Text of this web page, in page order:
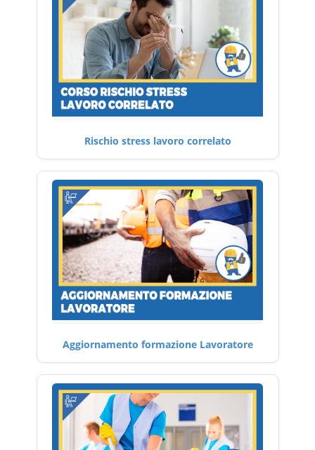
Rischio stress lavoro correlato
Aggiornamento formazione Lavoratore